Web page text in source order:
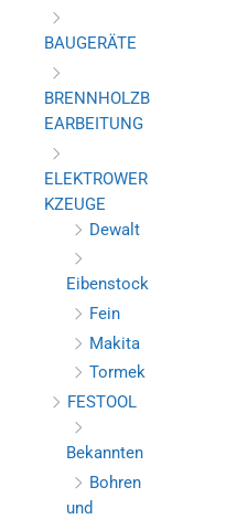
BAUGERÄTE
BRENNHOLZB
EARBEITUNG
ELEKTROWER
KZEUGE
Dewalt
Eibenstock
Fein
Makita
Tormek
FESTOOL
Bekannten
Bohren
und